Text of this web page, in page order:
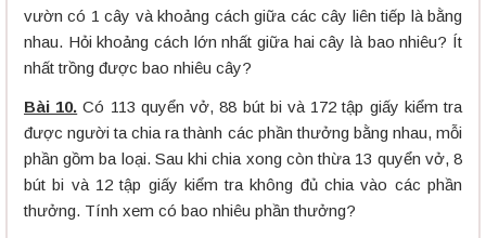
vườn có 1 cây và khoảng cách giữa các cây liên tiếp là bằng
nhau. Hỏi khoảng cách lớn nhất giữa hai cây là bao nhiêu? Ít
nhất trồng được bao nhiêu cây?
Bài 10. Có 113 quyển vở, 88 bút bi và 172 tập giấy kiểm tra
được người ta chia ra thành các phần thưởng bằng nhau, mỗi
phần gồm ba loại. Sau khi chia xong còn thừa 13 quyển vở, 8
bút bi và 12 tập giấy kiểm tra không đủ chia vào các phần
thưởng. Tính xem có bao nhiêu phần thưởng?